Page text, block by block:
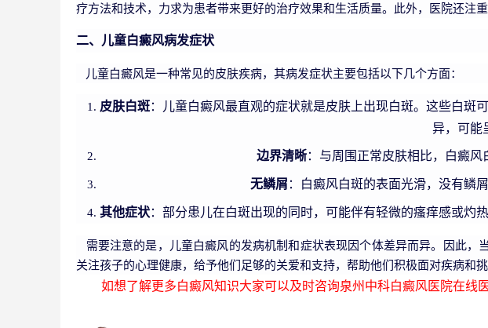
疗方法和技术，力求为患者带来更好的治疗效果和生活质量。此外，医院还注
二、儿童白癜风病发症状
儿童白癜风是一种常见的皮肤疾病，其病发症状主要包括以下几个方面：
皮肤白斑：儿童白癜风最直观的症状就是皮肤上出现白斑。这些白斑
异，可能
边界清晰：与周围正常皮肤相比，白癜风
无鳞屑 ：白癜风白斑的表面光滑，没有鳞
其他症状：部分患儿在白斑出现的同时，可能伴有轻微的瘙痒感或灼
需要注意的是，儿童白癜风的发病机制和症状表现因个体差异而异。因此
关注孩子的心理健康，给予他们足够的关爱和支持，帮助他们积极面对疾病和挑
如想了解更多白癜风知识大家可以及时咨询泉州中科白癜风医院在线医